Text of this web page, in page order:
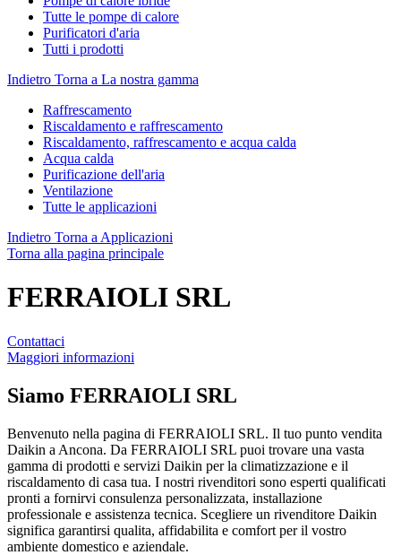
Tutte le pompe di calore
Purificatori d'aria
Tutti i prodotti
Indietro Torna a La nostra gamma
Raffrescamento
Riscaldamento e raffrescamento
Riscaldamento, raffrescamento e acqua calda
Acqua calda
Purificazione dell'aria
Ventilazione
Tutte le applicazioni
Indietro Torna a Applicazioni
Torna alla pagina principale
FERRAIOLI SRL
Contattaci
Maggiori informazioni
Siamo FERRAIOLI SRL
Benvenuto nella pagina di FERRAIOLI SRL. Il tuo punto vendita
Daikin a Ancona. Da FERRAIOLI SRL puoi trovare una vasta
gamma di prodotti e servizi Daikin per la climatizzazione e il
riscaldamento di casa tua. I nostri rivenditori sono esperti qualificati
pronti a fornirvi consulenza personalizzata, installazione
professionale e assistenza tecnica. Scegliere un rivenditore Daikin
significa garantirsi qualita, affidabilita e comfort per il vostro
ambiente domestico e aziendale.